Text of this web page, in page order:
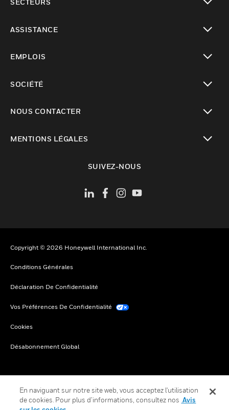
SECTEURS
ASSISTANCE
EMPLOIS
SOCIÉTÉ
NOUS CONTACTER
MENTIONS LÉGALES
SUIVEZ-NOUS
Copyright © 2026 Honeywell International Inc.
Conditions Générales
Déclaration De Confidentialité
Vos Préférences De Confidentialité
Cookies
Désabonnement Global
En naviguant sur notre site web, vous acceptez l'utilisation
de cookies. Pour plus d’informations, consultez nos Avis